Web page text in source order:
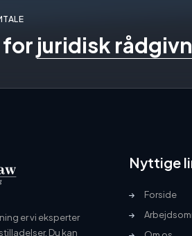
for juridisk
er vi eksperter
Du kan
Nyttige
Forside